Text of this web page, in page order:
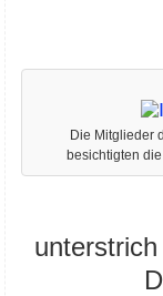
Die Mitglieder
besichtigten